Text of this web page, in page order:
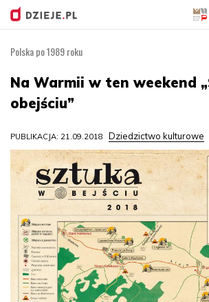
treści
Polska po 1989 roku
Na Warmii w ten weekend
obejściu”
PUBLIKACJA: 21.09.2018 Dziedzictwo kulturowe